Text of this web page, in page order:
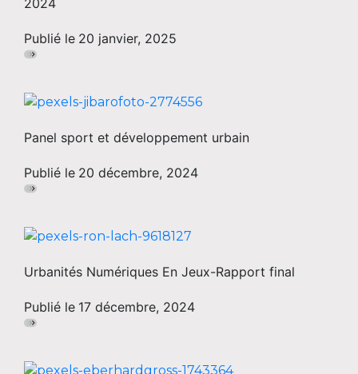
2024
Publié le 20 janvier, 2025
Panel sport et développement urbain
Publié le 20 décembre, 2024
Urbanités Numériques En Jeux-Rapport final
Publié le 17 décembre, 2024